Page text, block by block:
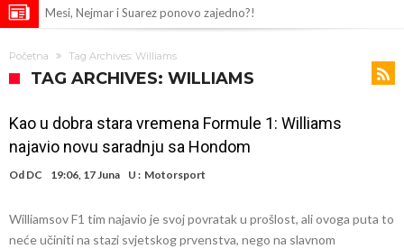
Mesi, Nejmar i Suarez ponovo zajedno?!
miliona eura!
Rashford se vratio u Manchester United. Odbija Tursku i Saudijsku
BIZARNA BORBA KOJA JE ZAPALILA INTERNET: Poznati teškaš
Početna Tag Archives: Williams
TAG ARCHIVES: WILLIAMS
Kao u dobra stara vremena Formule 1: Williams
najavio novu saradnju sa Hondom
Od DC 19:06, 17 Juna U : Motorsport
Williamsov F1 tim najavio je svoj povratak u prošlost, ali ovoga puta to
neće učiniti na stazi svjetskog prvenstva, nego na slavnom